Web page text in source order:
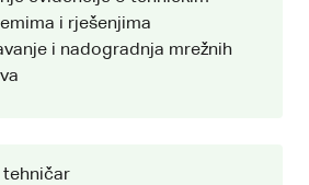
i rješenjima
i nadogradnja mrežnih
tehničar